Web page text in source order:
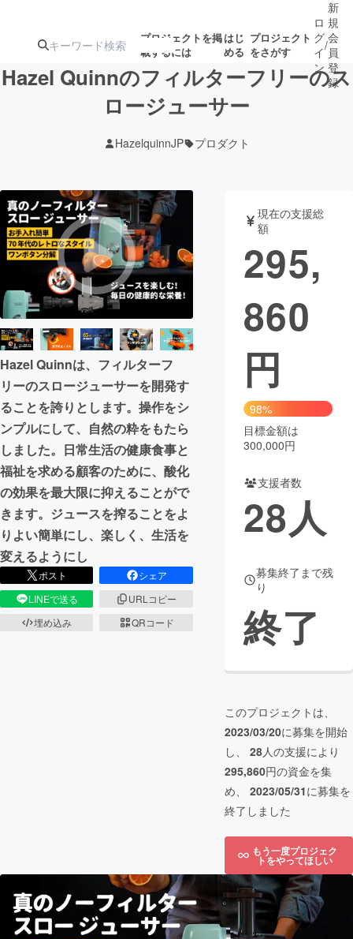
プロジェクトを掲
載するには
はじ
める
プロジェクト
をさがす
ジェクト
募集終了が近いプ
ロジェクト
アート・写真 音楽
テクノロジー・ガジェット ゲーム・サ
映像・映画
ビジネス・起業
まちづくり・地域活性化
CAMPFIRE for Social Good
CAMPFIRE Creation
CAMPFIREふるさと納税machi-ya コミュニティ
ロ
グ
イ
ン
/
新
規
会
員
登
録
Hazel Quinnのフィルターフリーのス
ロージューサー
HazelquinnJP プロダクト
Hazel Quinnは、フィルターフ
リーのスロージューサーを開発す
ることを誇りとします。操作をシ
ンプルにして、自然の粋をもたら
しました。日常生活の健康食事と
福祉を求める顧客のために、酸化
の効果を最大限に抑えることがで
きます。ジュースを搾ることをよ
りよい簡単にし、楽しく、生活を
変えるようにし
ポスト
シェア
LINEで送る
URLコピー
埋め込み
QRコード
現在の支援総
額
295,
860
円
98%
目標金額は
300,000円
支援者数
28人
募集終了まで残
り
終了
このプロジェクトは、
2023/03/20に募集を開始
し、 28人の支援により
295,860円の資金を集
め、 2023/05/31に募集を
終了しました
もう一度プロジェク
トをやってほしい